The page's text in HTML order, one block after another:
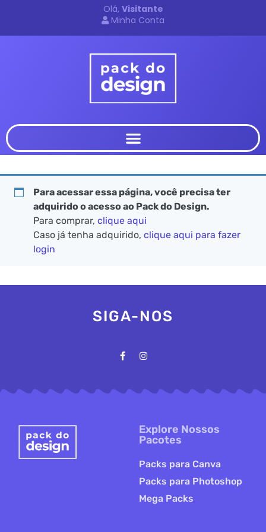
Olá, Visitante
Minha Conta
Para acessar essa página, você precisa ter
adquirido o acesso ao Pack do Design.
Para comprar, clique aqui
Caso já tenha adquirido, clique aqui para fazer
login
SIGA-NOS
Explore Nossos
Pacotes
Packs para Canva
Packs para Photoshop
Mega Packs